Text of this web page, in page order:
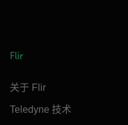
Flir
关于 Flir
Teledyne 技术